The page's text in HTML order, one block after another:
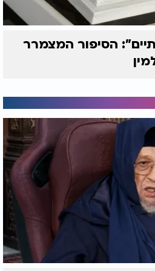
יצא מוצלח מעבר למצופה,
ליד שראו את היוזמה - החליטו
הסיפור המצמרר